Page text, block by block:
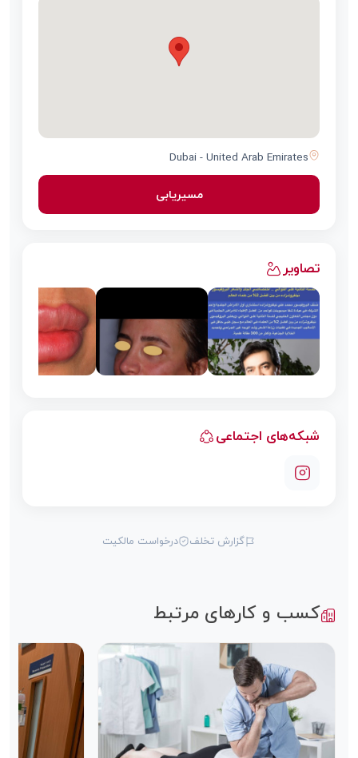
Dubai - United Arab Emirates
مسیریابی
تصاویر
شبکه‌های اجتماعی
گزارش تخلف درخواست مالکیت
کسب و کارهای مرتبط